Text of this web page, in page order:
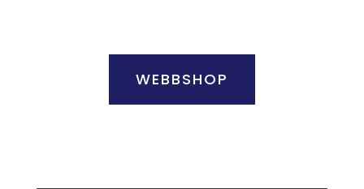
WEBBSHOP